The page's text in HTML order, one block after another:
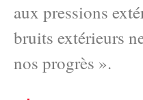
aux pressions
bruits extérieurs
nos progrès ».